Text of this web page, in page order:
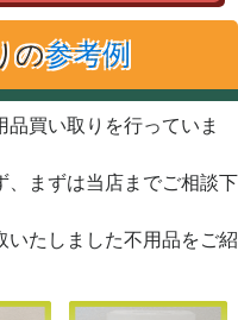
の参考例
買い取りを行っていま
、まずは当店までご相談下
いたしました不用品をご紹